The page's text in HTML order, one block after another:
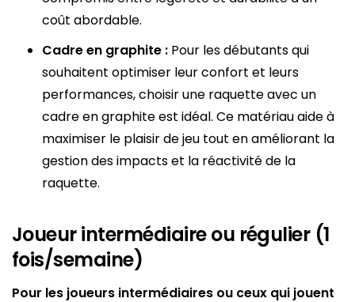
coût abordable.
Cadre en graphite : Pour les débutants qui
souhaitent optimiser leur confort et leurs
performances, choisir une raquette avec un
cadre en graphite est idéal. Ce matériau aide à
maximiser le plaisir de jeu tout en améliorant la
gestion des impacts et la réactivité de la
raquette.
Joueur intermédiaire ou régulier (1
fois/semaine)
Pour les joueurs intermédiaires ou ceux qui jouent